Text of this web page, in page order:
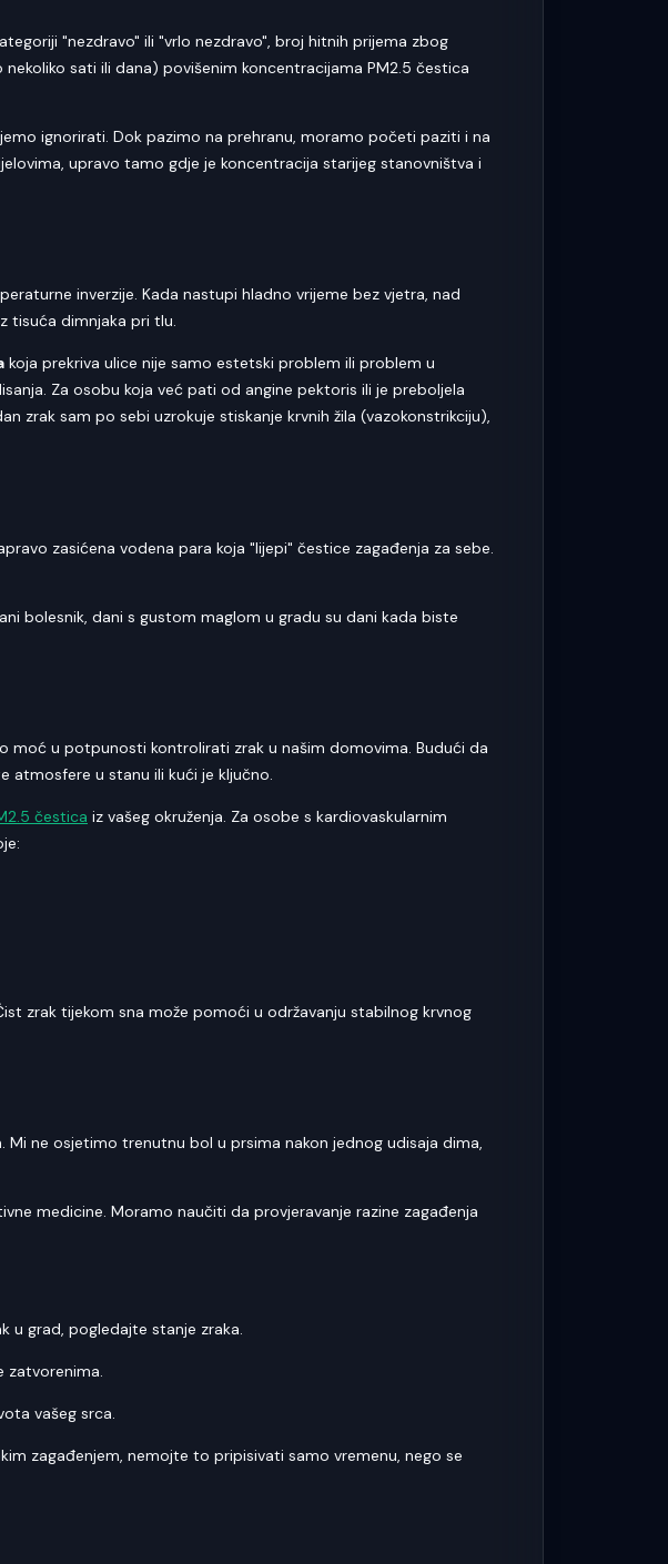
"nezdravo" ili "vrlo nezdravo", broj hitnih prijema zbog
sati ili dana) povišenim koncentracijama PM2.5 čestica
ignorirati. Dok pazimo na prehranu, moramo početi paziti i na
upravo tamo gdje je koncentracija starijeg stanovništva i
inverzije. Kada nastupi hladno vrijeme bez vjetra, nad
tisuća dimnjaka pri tlu.
koja prekriva ulice nije samo estetski problem ili problem u
Za osobu koja već pati od angine pektoris ili je preboljela
zrak sam po sebi uzrokuje stiskanje krvnih žila (vazokonstrikciju),
zasićena vodena para koja "lijepi" čestice zagađenja za sebe.
bolesnik, dani s gustom maglom u gradu su dani kada biste
moć u potpunosti kontrolirati zrak u našim domovima. Budući da
atmosfere u stanu ili kući je ključno.
čestica iz vašeg okruženja. Za osobe s kardiovaskularnim
zrak tijekom sna može pomoći u održavanju stabilnog krvnog
ne osjetimo trenutnu bol u prsima nakon jednog udisaja dima,
medicine. Moramo naučiti da provjeravanje razine zagađenja
u grad, pogledajte stanje zraka.
vašeg srca.
zagađenjem, nemojte to pripisivati samo vremenu, nego se